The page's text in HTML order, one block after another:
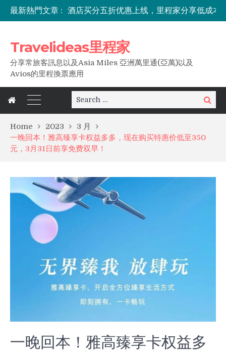
最新熱門文章 :
Travelideas里程家
分享常旅客訊息以及Asia Miles 亞洲萬里通(亞萬)以及
Avios的里程換票應用
Search
for:
Search
Home 2023
3 月
一晚回本！雅高臻享卡权益多多，现在购买特惠价低至350
元，3月31日前享免费双早！
一晚回本！雅高臻享卡权益多